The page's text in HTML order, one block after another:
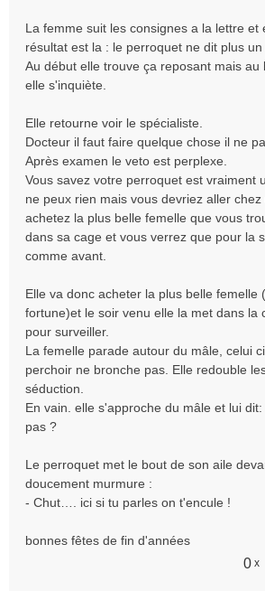
La femme suit les consignes a la lettre et
résultat est la : le perroquet ne dit plus un
Au début elle trouve ça reposant mais au
elle s'inquiète.
Elle retourne voir le spécialiste.
Docteur il faut faire quelque chose il ne
Après examen le veto est perplexe.
Vous savez votre perroquet est vraiment
ne peux rien mais vous devriez aller chez
achetez la plus belle femelle que vous
dans sa cage et vous verrez que pour la
comme avant.
Elle va donc acheter la plus belle femelle
fortune)et le soir venu elle la met dans la
pour surveiller.
La femelle parade autour du mâle, celui
perchoir ne bronche pas. Elle redouble
séduction.
En vain. elle s'approche du mâle et lui
pas ?
Le perroquet met le bout de son aile
doucement murmure :
- Chut…. ici si tu parles on t'encule !
bonnes fêtes de fin d'années
0 x